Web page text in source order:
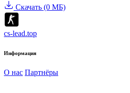
Скачать (0 МБ)
cs-lead.top
Информация
О нас Партнёры